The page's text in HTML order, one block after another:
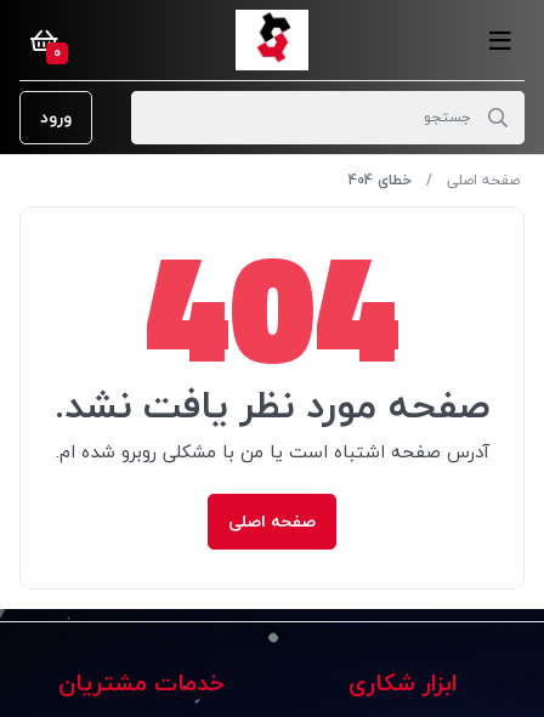
0
ورود
صفحه اصلی خطای 404
404
صفحه مورد نظر یافت نشد.
آدرس صفحه اشتباه است یا من با مشکلی روبرو شده ام.
صفحه اصلی
ابزار شکاری خدمات مشتریان